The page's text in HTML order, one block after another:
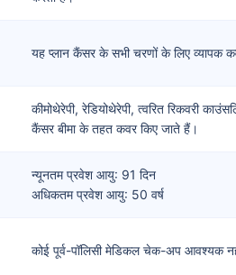
यह प्लान कैंसर के सभी चरणों के लिए व्यापक
कीमोथेरेपी, रेडियोथेरेपी, त्वरित रिकवरी
कैंसर बीमा के तहत कवर किए जाते हैं।
न्यूनतम प्रवेश आयु: 91 दिन
अधिकतम प्रवेश आयु: 50 वर्ष
कोई पूर्व-पॉलिसी मेडिकल चेक-अप आवश्यक